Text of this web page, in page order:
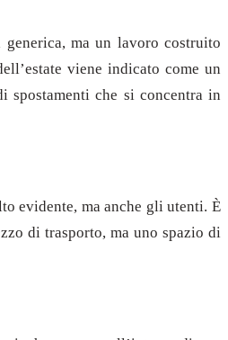
ma un lavoro costruito
viene indicato come un
spostamenti che si concentra in
evidente, ma anche gli utenti. È
di trasporto, ma uno spazio di